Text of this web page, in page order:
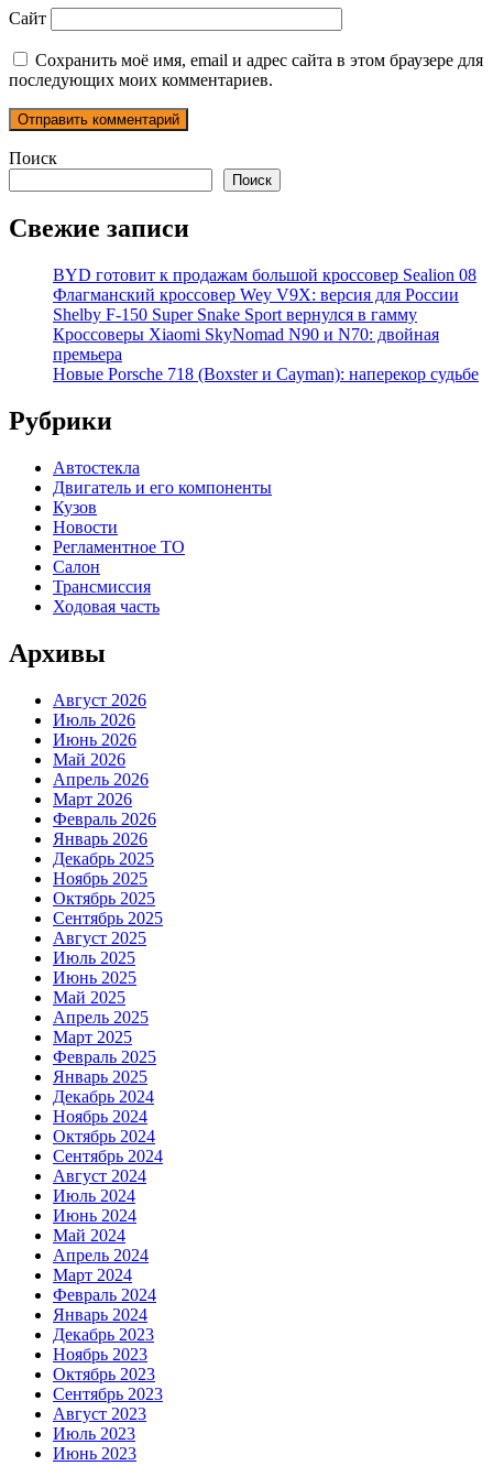
Сайт
Сохранить моё имя, email и адрес сайта в этом браузере для
последующих моих комментариев.
Поиск
Поиск
Свежие записи
BYD готовит к продажам большой кроссовер Sealion 08
Флагманский кроссовер Wey V9X: версия для России
Shelby F-150 Super Snake Sport вернулся в гамму
Кроссоверы Xiaomi SkyNomad N90 и N70: двойная
премьера
Новые Porsche 718 (Boxster и Cayman): наперекор судьбе
Рубрики
Автостекла
Двигатель и его компоненты
Кузов
Новости
Регламентное ТО
Салон
Трансмиссия
Ходовая часть
Архивы
Август 2026
Июль 2026
Июнь 2026
Май 2026
Апрель 2026
Март 2026
Февраль 2026
Январь 2026
Декабрь 2025
Ноябрь 2025
Октябрь 2025
Сентябрь 2025
Август 2025
Июль 2025
Июнь 2025
Май 2025
Апрель 2025
Март 2025
Февраль 2025
Январь 2025
Декабрь 2024
Ноябрь 2024
Октябрь 2024
Сентябрь 2024
Август 2024
Июль 2024
Июнь 2024
Май 2024
Апрель 2024
Март 2024
Февраль 2024
Январь 2024
Декабрь 2023
Ноябрь 2023
Октябрь 2023
Сентябрь 2023
Август 2023
Июль 2023
Июнь 2023